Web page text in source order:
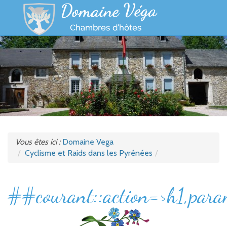
Accueil
Galerie
Tarifs
Loisirs
Vous êtes ici :Domaine Vega
Cyclisme et Raids dans les Pyrénées